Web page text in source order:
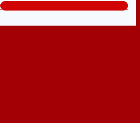
Tổng đài tư vấn miễn phí: 0824.400.400